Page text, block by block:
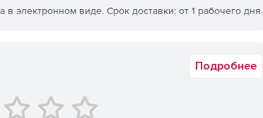
в электронном виде. Срок доставки: от 1 рабочего дня.
Подробнее